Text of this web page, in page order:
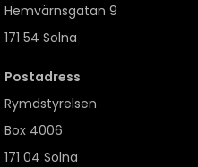
Hemvärnsgatan 9
171 54 Solna
Postadress
Rymdstyrelsen
Box 4006
171 04 Solna